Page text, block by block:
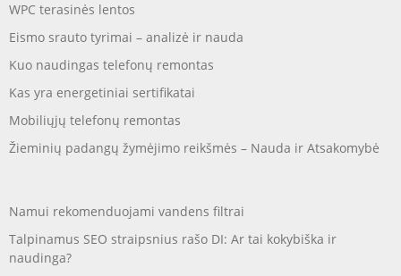
WPC terasinės lentos
Eismo srauto tyrimai – analizė ir nauda
Kuo naudingas telefonų remontas
Kas yra energetiniai sertifikatai
Mobiliųjų telefonų remontas
Žieminių padangų žymėjimo reikšmės – Nauda ir Atsakomybė
Namui rekomenduojami vandens filtrai
Talpinamus SEO straipsnius rašo DI: Ar tai kokybiška ir
naudinga?